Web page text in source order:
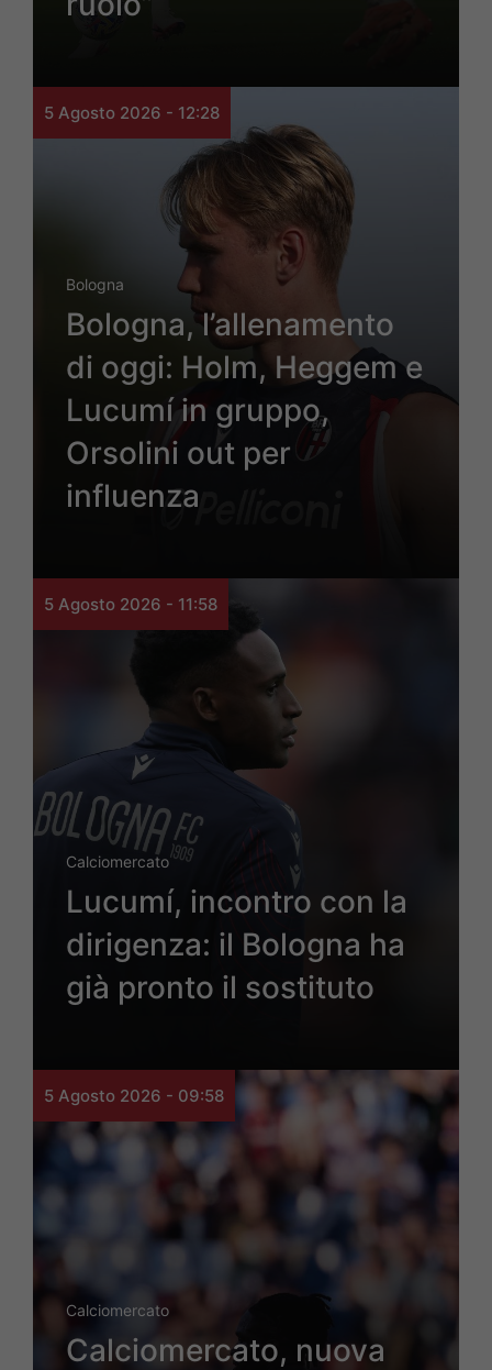
5 Agosto 2026 - 12:28
Bologna
Bologna, l’allenamento
di oggi: Holm, Heggem e
Lucumí in gruppo,
Orsolini out per
influenza
5 Agosto 2026 - 11:58
Calciomercato
Lucumí, incontro con la
dirigenza: il Bologna ha
già pronto il sostituto
5 Agosto 2026 - 09:58
Calciomercato
Calciomercato, nuova